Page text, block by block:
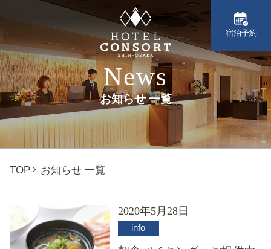
宿泊予約
News
お知らせ 一覧
TOP お知らせ 一覧
2020年5月28日
info